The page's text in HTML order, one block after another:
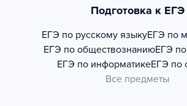
Подготовка к ЕГЭ
ЕГЭ по русскому языкуЕГЭ по
ЕГЭ по обществознаниюЕГЭ
ЕГЭ по информатикеЕГЭ по
Все предметы